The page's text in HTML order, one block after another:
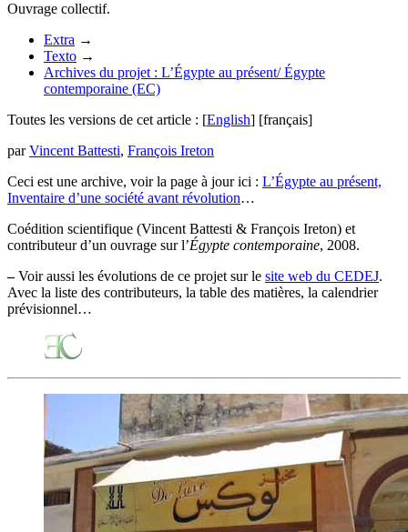
Ouvrage collectif.
Extra →
Texto →
Archives du projet : L’Égypte au présent/ Égypte
contemporaine (EC)
Toutes les versions de cet article : [English] [français]
parVincent Battesti, François Ireton
Ceci est une archive, voir la page à jour ici : L’Égypte au présent,
Inventaire d’une société avant révolution…
Coédition scientifique (Vincent Battesti & François Ireton) et
contributeur d’un ouvrage sur l’Égypte contemporaine, 2008.
–Voir aussi les évolutions de ce projet sur le site web du CEDEJ.
Avec la liste des contributeurs, la table des matières, la calendrier
prévisionnel…